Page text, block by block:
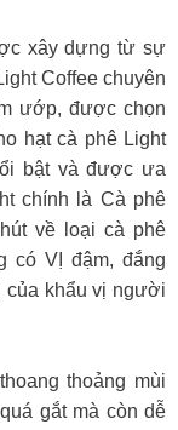
xây dựng từ sự
Coffee chuyên
ướp, được chọn
hạt cà phê Light
bật và được ưa
chính là Cà phê
về loại cà phê
có VỊ đậm, đắng
của khẩu vị người
thoảng mùi
gắt mà còn dễ